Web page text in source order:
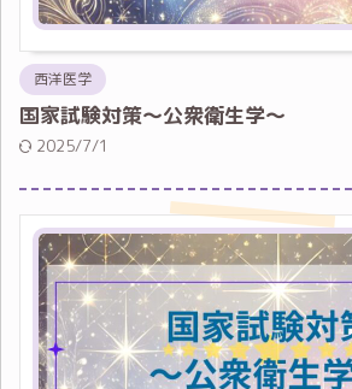
西洋医学
国家試験対策～公衆衛生学～
2025/7/1